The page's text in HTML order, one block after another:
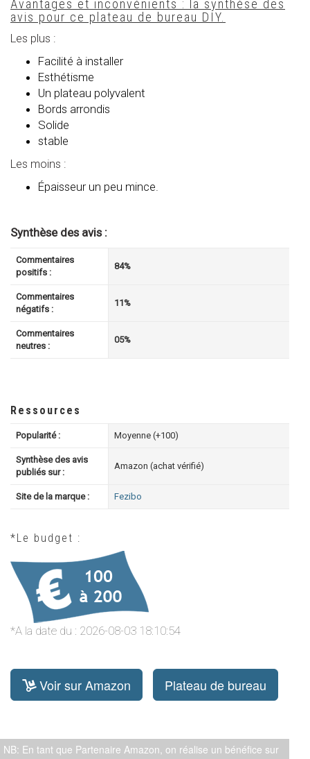
Avantages et inconvénients : la synthèse des
avis pour ce plateau de bureau DIY.
Les plus :
Facilité à installer
Esthétisme
Un plateau polyvalent
Bords arrondis
Solide
stable
Les moins :
Épaisseur un peu mince.
Synthèse des avis :
Commentaires
positifs :
84%
Commentaires
négatifs :
11%
Commentaires
neutres :
05%
Ressources
Popularité : Moyenne (+100)
Synthèse des avis
publiés sur :
Amazon (achat vérifié)
Site de la marque : Fezibo
*Le budget :
*A la date du : 2026-08-03 18:10:54
Voir sur Amazon Plateau de bureau
NB: En tant que Partenaire Amazon, on réalise un bénéfice sur